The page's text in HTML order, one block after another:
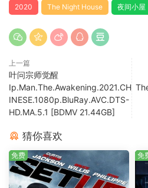
2020 The Night House 夜间小屋
上一篇
叶问宗师觉醒
Ip.Man.The.Awakening.2021.CH
INESE.1080p.BluRay.AVC.DTS-
HD.MA.5.1 [BDMV 21.44GB]
猜你喜欢
免费 免